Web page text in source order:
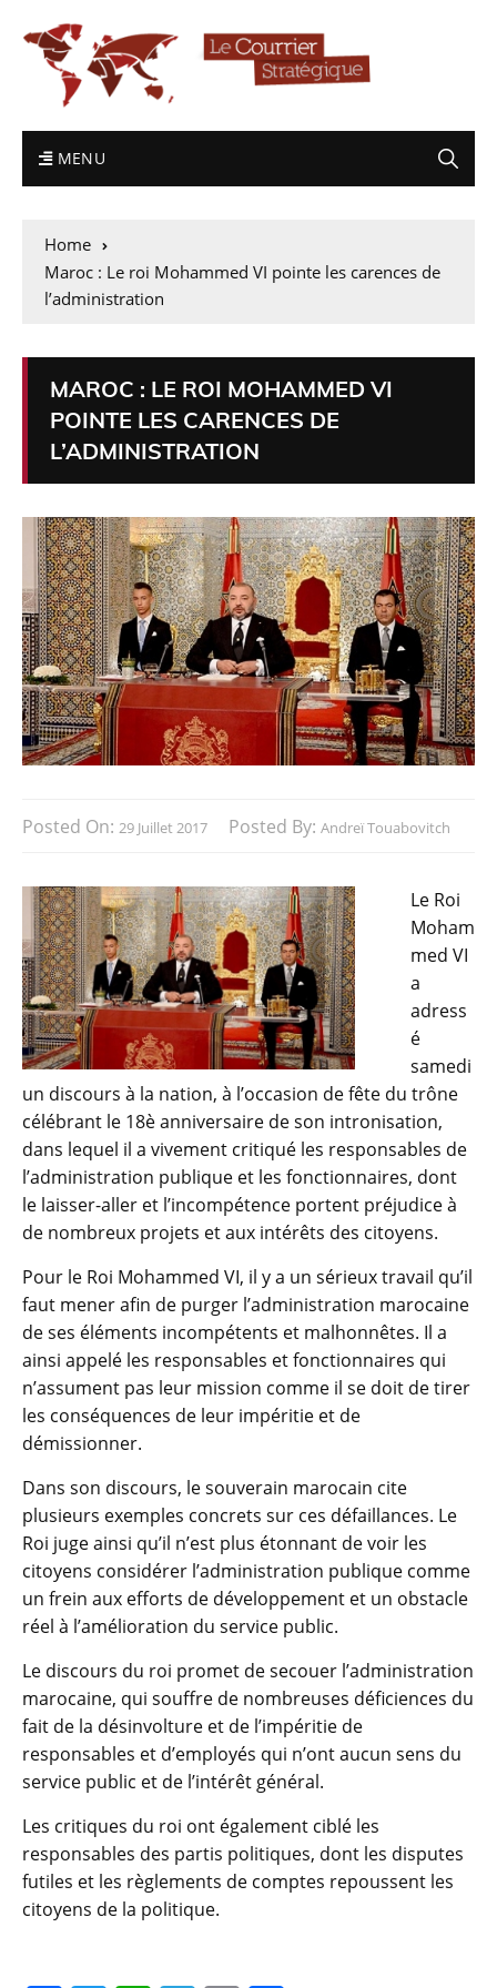
MENU
Home
Maroc : Le roi Mohammed VI pointe les carences de
l’administration
MAROC : LE ROI MOHAMMED VI
POINTE LES CARENCES DE
L’ADMINISTRATION
Posted On: 29 Juillet 2017 Posted By: Andreï Touabovitch
Le Roi
Moham
med VI
a
adress
é
samedi
un discours à la nation, à l’occasion de fête du trône
célébrant le 18è anniversaire de son intronisation,
dans lequel il a vivement critiqué les responsables de
l’administration publique et les fonctionnaires, dont
le laisser-aller et l’incompétence portent préjudice à
de nombreux projets et aux intérêts des citoyens.
Pour le Roi Mohammed VI, il y a un sérieux travail qu’il
faut mener afin de purger l’administration marocaine
de ses éléments incompétents et malhonnêtes. Il a
ainsi appelé les responsables et fonctionnaires qui
n’assument pas leur mission comme il se doit de tirer
les conséquences de leur impéritie et de
démissionner.
Dans son discours, le souverain marocain cite
plusieurs exemples concrets sur ces défaillances. Le
Roi juge ainsi qu’il n’est plus étonnant de voir les
citoyens considérer l’administration publique comme
un frein aux efforts de développement et un obstacle
réel à l’amélioration du service public.
Le discours du roi promet de secouer l’administration
marocaine, qui souffre de nombreuses déficiences du
fait de la désinvolture et de l’impéritie de
responsables et d’employés qui n’ont aucun sens du
service public et de l’intérêt général.
Les critiques du roi ont également ciblé les
responsables des partis politiques, dont les disputes
futiles et les règlements de comptes repoussent les
citoyens de la politique.